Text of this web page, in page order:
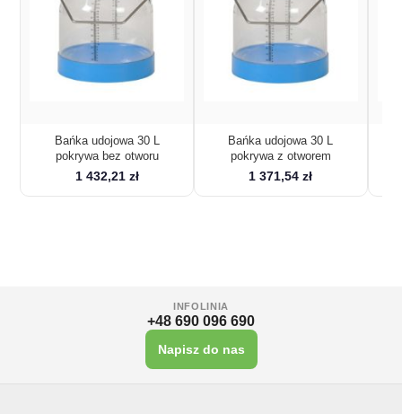
Bańka udojowa 30 L
pokrywa bez otworu
1 432,21 zł
Bańka udojowa 30 L
pokrywa z otworem
1 371,54 zł
INFOLINIA
+48 690 096 690
Napisz do nas